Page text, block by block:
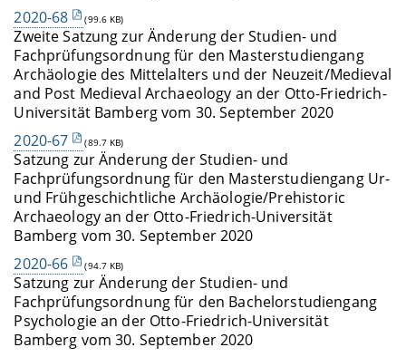
2020-68
(99.6 KB)
Zweite Satzung zur Änderung der Studien- und
Fachprüfungsordnung für den Masterstudiengang
Archäologie des Mittelalters und der Neuzeit/Medieval
and Post Medieval Archaeology an der Otto-Friedrich-
Universität Bamberg vom 30. September 2020
2020-67
(89.7 KB)
Satzung zur Änderung der Studien- und
Fachprüfungsordnung für den Masterstudiengang Ur-
und Frühgeschichtliche Archäologie/Prehistoric
Archaeology an der Otto-Friedrich-Universität
Bamberg vom 30. September 2020
2020-66
(94.7 KB)
Satzung zur Änderung der Studien- und
Fachprüfungsordnung für den Bachelorstudiengang
Psychologie an der Otto-Friedrich-Universität
Bamberg vom 30. September 2020